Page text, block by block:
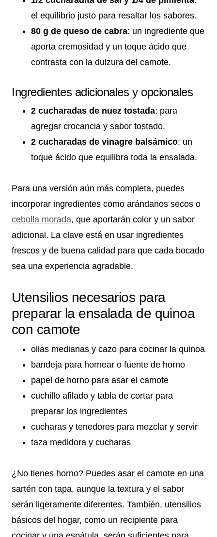
el equilibrio justo para resaltar los sabores.
80 g de queso de cabra: un ingrediente que
aporta cremosidad y un toque ácido que
contrasta con la dulzura del camote.
Ingredientes adicionales y opcionales
2 cucharadas de nuez tostada: para
agregar crocancia y sabor tostado.
2 cucharadas de vinagre balsámico: un
toque ácido que equilibra toda la ensalada.
Para una versión aún más completa, puedes
incorporar ingredientes como arándanos secos o
cebolla morada, que aportarán color y un sabor
adicional. La clave está en usar ingredientes
frescos y de buena calidad para que cada bocado
sea una experiencia agradable.
Utensilios necesarios para
preparar la ensalada de quinoa
con camote
ollas medianas y cazo para cocinar la quinoa
bandeja para hornear o fuente de horno
papel de horno para asar el camote
cuchillo afilado y tabla de cortar para
preparar los ingredientes
cucharas y tenedores para mezclar y servir
taza medidora y cucharas
¿No tienes horno? Puedes asar el camote en una
sartén con tapa, aunque la textura y el sabor
serán ligeramente diferentes. También, utensilios
básicos del hogar, como un recipiente para